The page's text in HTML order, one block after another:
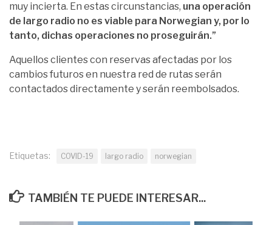
muy incierta. En estas circunstancias, una operación
de largo radio no es viable para Norwegian y, por lo
tanto, dichas operaciones no proseguirán.”
Aquellos clientes con reservas afectadas por los
cambios futuros en nuestra red de rutas serán
contactados directamente y serán reembolsados.
Etiquetas: COVID-19 largo radio norwegian
TAMBIÉN TE PUEDE INTERESAR...